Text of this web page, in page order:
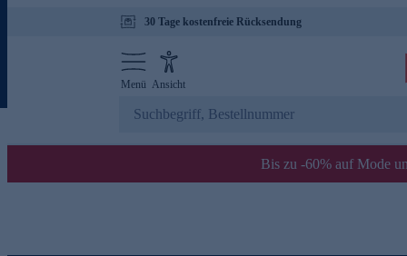
30 Tage kostenfreie Rücksendung
Menü Ansicht
Bis zu -60% auf Mode